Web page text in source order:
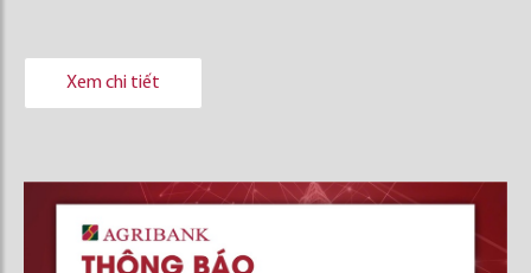
Xem chi tiết